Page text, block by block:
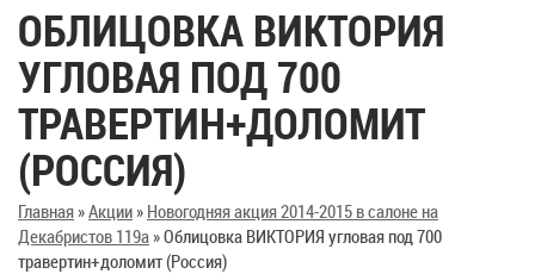
ОБЛИЦОВКА ВИКТОРИЯ
УГЛОВАЯ ПОД 700
ТРАВЕРТИН+ДОЛОМИТ
(РОССИЯ)
Главная»Акции» Новогодняя акция 2014-2015 в салоне на
Декабристов 119а»Облицовка ВИКТОРИЯ угловая под 700
травертин+доломит (Россия)